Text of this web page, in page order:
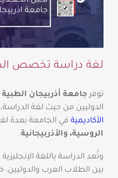
لغة دراسة تخصص
توفر جامعة أذربيجان الطبية
الدوليين من حيث لغة
الأكاديميةفي الجامعة بعدة
الروسية، والأذربيجانية.
وتُعد الدراسة باللغة
بين الطلاب العرب